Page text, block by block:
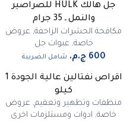
جل هالك HULK للصراصير
والنمل ـ 35 جرام
مكافحة الحشرات الزاحفة, عروض
خاصة,عبوات جل
شامل الضريبة
اقراص نفتالين عالية الجودة 1
كيلو
منظفات وتطهير وتعقيم, عروض
خاصة, ادوات ومستلزمات اخرى